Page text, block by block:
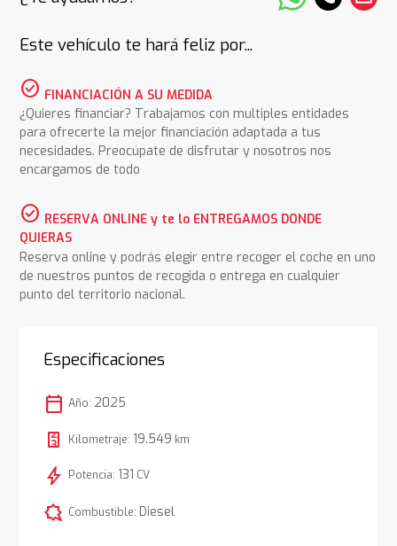
Este vehículo te hará feliz por...
check_circle FINANCIACIÓN A SU MEDIDA
¿Quieres financiar? Trabajamos con multiples entidades
para ofrecerte la mejor financiación adaptada a tus
necesidades. Preocúpate de disfrutar y nosotros nos
encargamos de todo
check_circle RESERVA ONLINE y te lo ENTREGAMOS DONDE
QUIERAS
Reserva online y podrás elegir entre recoger el coche en uno
de nuestros puntos de recogida o entrega en cualquier
punto del territorio nacional.
Especificaciones
calendar_today Año: 2025
Kilometraje: 19.549 km
bolt Potencia: 131 CV
comic_bubble Combustible: Diesel